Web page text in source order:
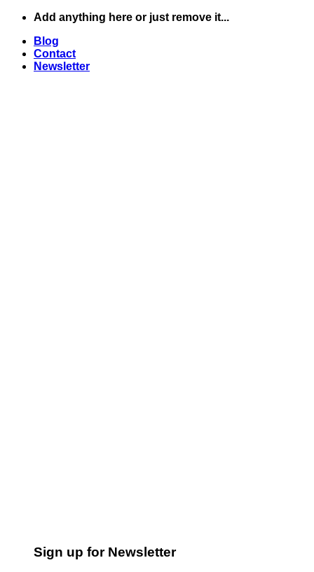
Skip
content
Add anything here or just remove it...
Blog
Contact
Newsletter
Sign up for Newsletter